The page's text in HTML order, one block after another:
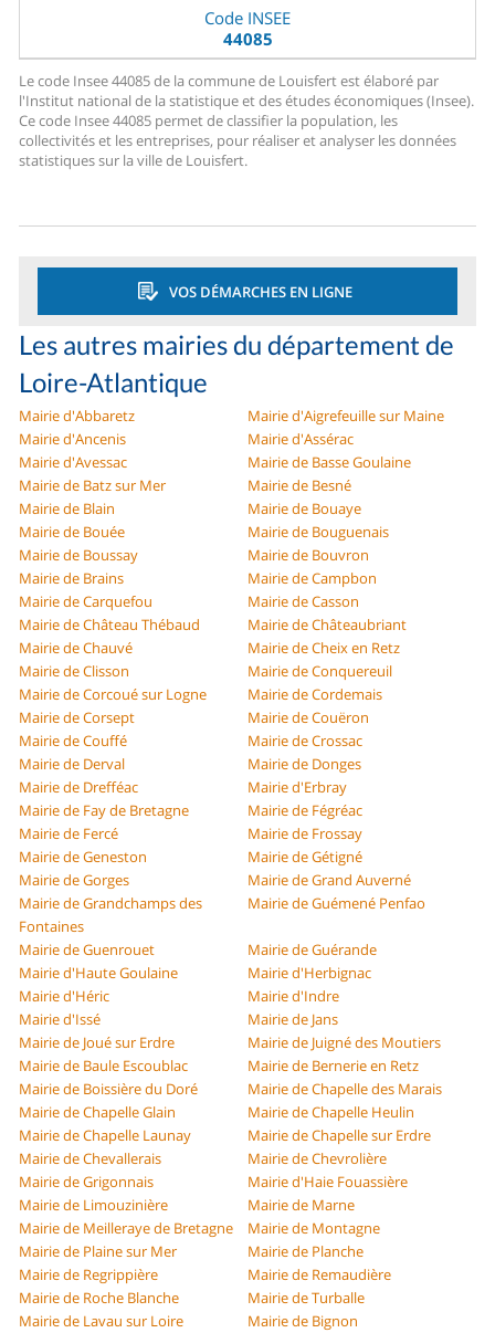
Code INSEE
44085
Le code Insee 44085 de la commune de Louisfert est élaboré par
l'Institut national de la statistique et des études économiques (Insee).
Ce code Insee 44085 permet de classifier la population, les
collectivités et les entreprises, pour réaliser et analyser les données
statistiques sur la ville de Louisfert.
VOS DÉMARCHES EN LIGNE
Les autres mairies du département de
Loire-Atlantique
Mairie d'Abbaretz
Mairie d'Aigrefeuille sur Maine
Mairie d'Ancenis
Mairie d'Assérac
Mairie d'Avessac
Mairie de Basse Goulaine
Mairie de Batz sur Mer
Mairie de Besné
Mairie de Blain
Mairie de Bouaye
Mairie de Bouée
Mairie de Bouguenais
Mairie de Boussay
Mairie de Bouvron
Mairie de Brains
Mairie de Campbon
Mairie de Carquefou
Mairie de Casson
Mairie de Château Thébaud
Mairie de Châteaubriant
Mairie de Chauvé
Mairie de Cheix en Retz
Mairie de Clisson
Mairie de Conquereuil
Mairie de Corcoué sur Logne
Mairie de Cordemais
Mairie de Corsept
Mairie de Couëron
Mairie de Couffé
Mairie de Crossac
Mairie de Derval
Mairie de Donges
Mairie de Drefféac
Mairie d'Erbray
Mairie de Fay de Bretagne
Mairie de Fégréac
Mairie de Fercé
Mairie de Frossay
Mairie de Geneston
Mairie de Gétigné
Mairie de Gorges
Mairie de Grand Auverné
Mairie de Grandchamps des
Fontaines
Mairie de Guémené Penfao
Mairie de Guenrouet
Mairie de Guérande
Mairie d'Haute Goulaine
Mairie d'Herbignac
Mairie d'Héric
Mairie d'Indre
Mairie d'Issé
Mairie de Jans
Mairie de Joué sur Erdre
Mairie de Juigné des Moutiers
Mairie de Baule Escoublac
Mairie de Bernerie en Retz
Mairie de Boissière du Doré
Mairie de Chapelle des Marais
Mairie de Chapelle Glain
Mairie de Chapelle Heulin
Mairie de Chapelle Launay
Mairie de Chapelle sur Erdre
Mairie de Chevallerais
Mairie de Chevrolière
Mairie de Grigonnais
Mairie d'Haie Fouassière
Mairie de Limouzinière
Mairie de Marne
Mairie de Meilleraye de Bretagne
Mairie de Montagne
Mairie de Plaine sur Mer
Mairie de Planche
Mairie de Regrippière
Mairie de Remaudière
Mairie de Roche Blanche
Mairie de Turballe
Mairie de Lavau sur Loire
Mairie de Bignon